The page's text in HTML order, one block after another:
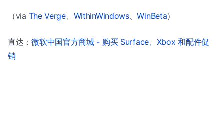
（via The Verge、 WithinWindows、WinBeta）
直达：微软中国官方商城 - 购买 Surface、Xbox 和配件促
销